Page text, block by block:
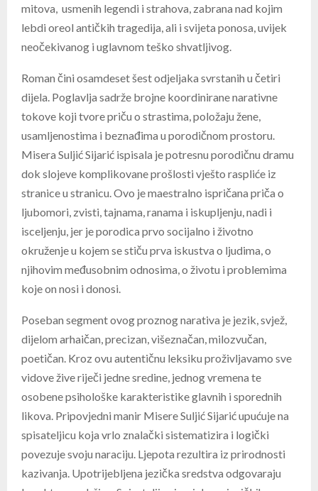
mitova, usmenih legendi i strahova, zabrana nad kojim
lebdi oreol antičkih tragedija, ali i svijeta ponosa, uvijek
neočekivanog i uglavnom teško shvatljivog.
Roman čini osamdeset šest odjeljaka svrstanih u četiri
dijela. Poglavlja sadrže brojne koordinirane narativne
tokove koji tvore priču o strastima, položaju žene,
usamljenostima i beznađima u porodičnom prostoru.
Misera Suljić Sijarić ispisala je potresnu porodičnu dramu
dok slojeve komplikovane prošlosti vješto raspliće iz
stranice u stranicu. Ovo je maestralno ispričana priča o
ljubomori, zvisti, tajnama, ranama i iskupljenju, nadi i
isceljenju, jer je porodica prvo socijalno i životno
okruženje u kojem se stiču prva iskustva o ljudima, o
njihovim međusobnim odnosima, o životu i problemima
koje on nosi i donosi.
Poseban segment ovog proznog narativa je jezik, svjež,
dijelom arhaičan, precizan, višeznačan, milozvučan,
poetičan. Kroz ovu autentičnu leksiku proživljavamo sve
vidove žive riječi jedne sredine, jednog vremena te
osobene psihološke karakteristike glavnih i sporednih
likova. Pripovjedni manir Misere Suljić Sijarić upućuje na
spisateljicu koja vrlo znalački sistematizira i logički
povezuje svoju naraciju. Ljepota rezultira iz prirodnosti
kazivanja. Upotrijebljena jezička sredstva odgovaraju